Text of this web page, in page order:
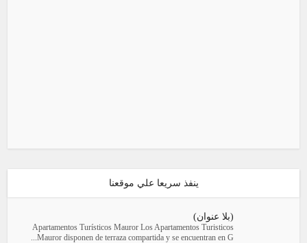
ينفذ سريعا علي موقعنا
(بلا عنوان)
Apartamentos Turísticos Mauror Los Apartamentos Turisticos
Mauror disponen de terraza compartida y se encuentran en G...